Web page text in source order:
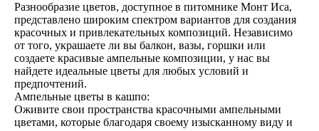
Разнообразие цветов, доступное в питомнике Монт Иса,
представлено широким спектром вариантов для создания
красочных и привлекательных композиций. Независимо
от того, украшаете ли вы балкон, вазы, горшки или
создаете красивые ампельные композиции, у нас вы
найдете идеальные цветы для любых условий и
предпочтений.
Ампельные цветы в кашпо:
Оживите свои пространства красочными ампельными
цветами, которые благодаря своему изысканному виду и